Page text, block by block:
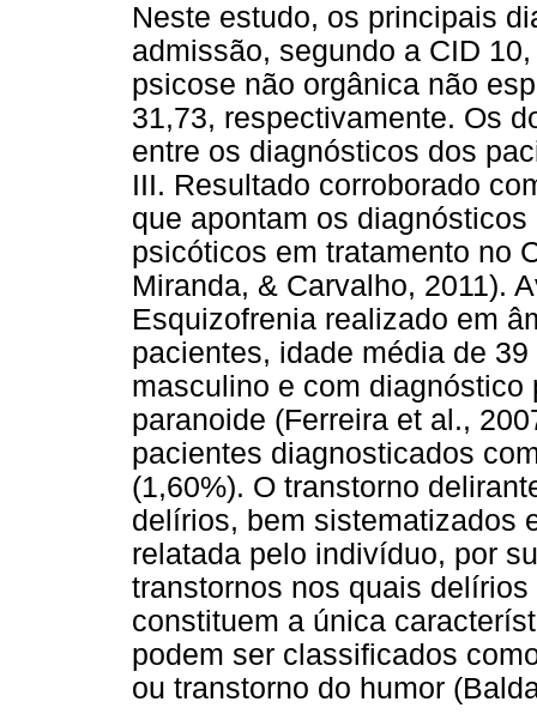
Neste estudo, os principais
admissão, segundo a CID
psicose não orgânica não
31,73, respectivamente. Os
entre os diagnósticos dos
III. Resultado corroborado
que apontam os
psicóticos em tratamento no
Miranda, & Carvalho, 2011).
Esquizofrenia realizado em
pacientes, idade média de
masculino e com
paranoide (Ferreira et al.,
pacientes diagnosticados
(1,60%). O transtorno
delírios, bem sistematizados
relatada pelo indivíduo, por
transtornos nos quais
constituem a única
podem ser classificados
ou transtorno do humor